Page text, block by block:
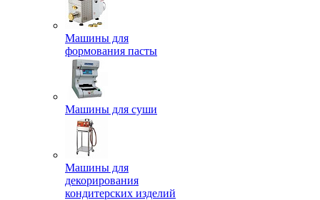
Машины для
формования пасты
Машины для суши
Машины для
декорирования
кондитерских изделий